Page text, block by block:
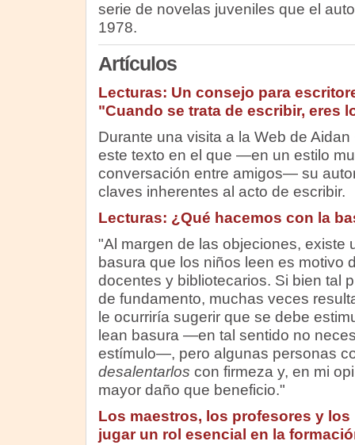
serie de novelas juveniles que el
1978.
Artículos
Lecturas: Un consejo para
"Cuando se trata de escribir, eres
Durante una visita a la Web de
este texto en el que —en un estilo
conversación entre amigos— su
claves inherentes al acto de escribir.
Lecturas: ¿Qué hacemos con la
"Al margen de las objeciones, existe
basura que los niños leen es motivo
docentes y bibliotecarios. Si bien tal
de fundamento, muchas veces
le ocurriría sugerir que se debe
lean basura —en tal sentido no
estímulo—, pero algunas personas
desalentarlos con firmeza y, en mi
mayor daño que beneficio."
Los maestros, los profesores y
jugar un rol esencial en la